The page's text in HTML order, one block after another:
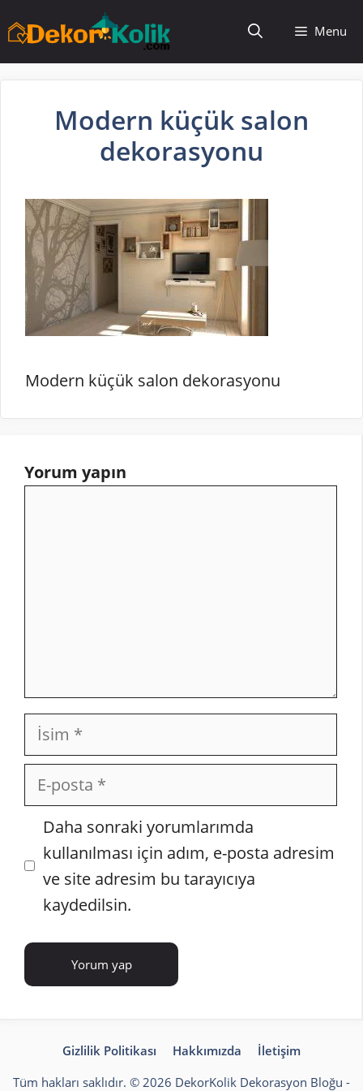
atla
Menu
Modern küçük salon
dekorasyonu
Modern küçük salon dekorasyonu
Yorum yapın
İsim
posta
İnternet
sitesi
Daha sonraki yorumlarımda
kullanılması için adım, e-posta adresim
ve site adresim bu tarayıcıya
kaydedilsin.
Gizlilik Politikası Hakkımızda
İletişim
Tüm hakları saklıdır. © 2026 DekorKolik Dekorasyon Bloğu -